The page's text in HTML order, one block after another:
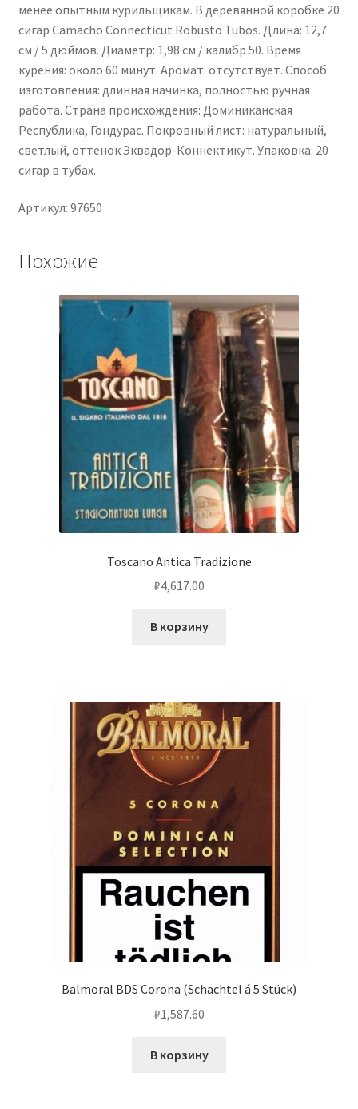
менее опытным курильщикам. В деревянной коробке 20
сигар Camacho Connecticut Robusto Tubos. Длина: 12,7
см / 5 дюймов. Диаметр: 1,98 см / калибр 50. Время
курения: около 60 минут. Аромат: отсутствует. Способ
изготовления: длинная начинка, полностью ручная
работа. Страна происхождения: Доминиканская
Республика, Гондурас. Покровный лист: натуральный,
светлый, оттенок Эквадор-Коннектикут. Упаковка: 20
сигар в тубах.
Артикул: 97650
Похожие
Toscano Antica Tradizione
₽4,617.00
В корзину
Balmoral BDS Corona (Schachtel á 5 Stück)
₽1,587.60
В корзину